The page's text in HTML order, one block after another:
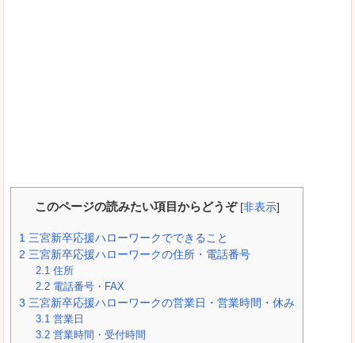
このページの読みたい項目からどうぞ [非表示]
1 三宮新卒応援ハローワークでできること
2 三宮新卒応援ハローワークの住所・電話番号
2.1 住所
2.2 電話番号・FAX
3 三宮新卒応援ハローワークの営業日・営業時間・休み
3.1 営業日
3.2 営業時間・受付時間